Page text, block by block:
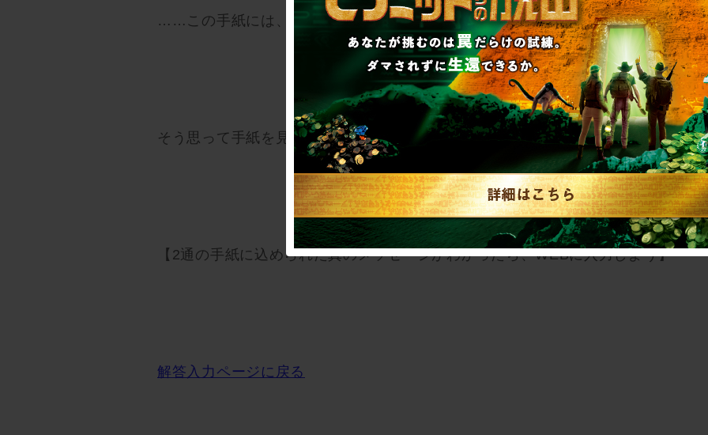
……この手紙には、何か隠された意味があるのではないか。
そう思って手紙を見返したあなたは、2通の手紙の真の意味に気がついたのでした
【2通の手紙に込められた真のメッセージがわかったら、WEBに入力しよう】
解答入力ページに戻る